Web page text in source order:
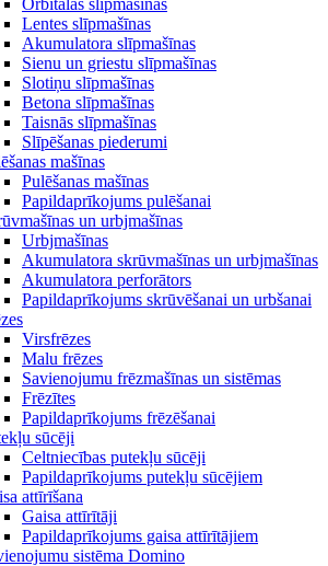
Orbitālās slīpmašīnas
Lentes slīpmašīnas
Akumulatora slīpmašīnas
Sienu un griestu slīpmašīnas
Slotiņu slīpmašīnas
Betona slīpmašīnas
Taisnās slīpmašīnas
Slīpēšanas piederumi
mašīnas
Pulēšanas mašīnas
Papildaprīkojums pulēšanai
un urbjmašīnas
Urbjmašīnas
Akumulatora skrūvmašīnas un urbjmašīnas
Akumulatora perforātors
Papildaprīkojums skrūvēšanai un urbšanai
Virsfrēzes
Malu frēzes
Savienojumu frēzmašīnas un sistēmas
Frēzītes
Papildaprīkojums frēzēšanai
sūcēji
Celtniecības putekļu sūcēji
Papildaprīkojums putekļu sūcējiem
attīrīšana
Gaisa attīrītāji
Papildaprīkojums gaisa attīrītājiem
sistēma Domino